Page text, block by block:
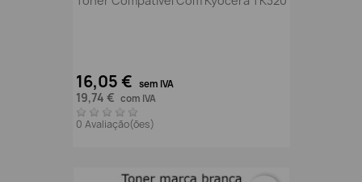
16,05 € sem IVA
19,74 € com IVA
0 Avaliação(ões)